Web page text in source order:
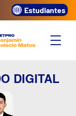
Estudiantes
DIGITAL